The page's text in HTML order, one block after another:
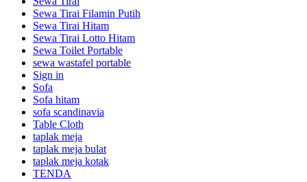
Sewa Tirai Filamin Putih
Sewa Tirai Hitam
Sewa Tirai Lotto Hitam
Sewa Toilet Portable
sewa wastafel portable
Sign in
Sofa
Sofa hitam
sofa scandinavia
Table Cloth
taplak meja
taplak meja bulat
taplak meja kotak
TENDA